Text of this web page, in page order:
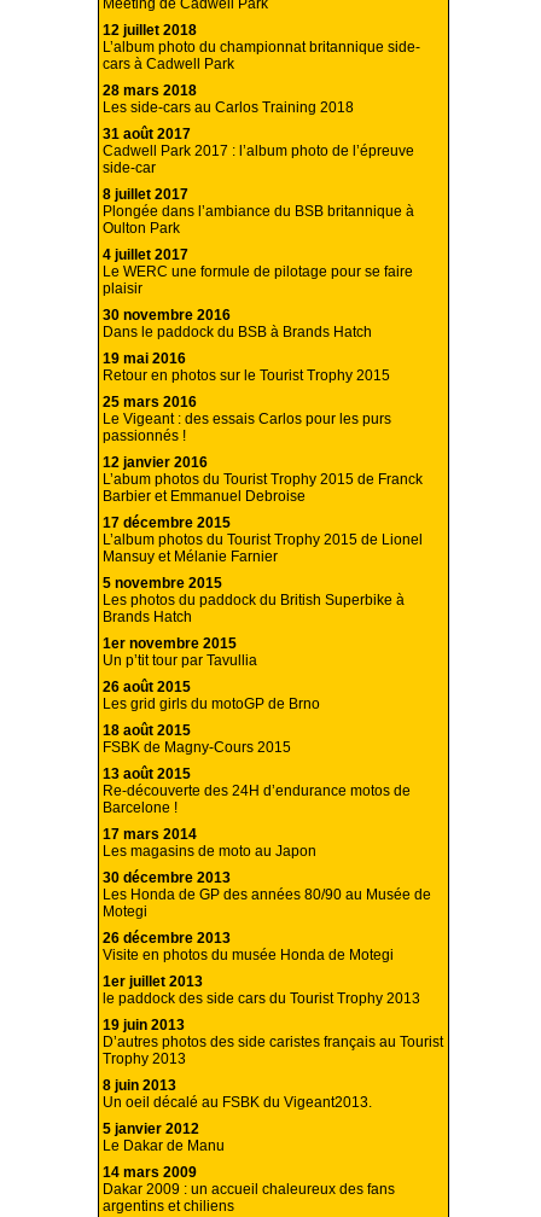
Meeting de Cadwell Park
12 juillet 2018
L’album photo du championnat britannique side-
cars à Cadwell Park
28 mars 2018
Les side-cars au Carlos Training 2018
31 août 2017
Cadwell Park 2017 : l’album photo de l’épreuve
side-car
8 juillet 2017
Plongée dans l’ambiance du BSB britannique à
Oulton Park
4 juillet 2017
Le WERC une formule de pilotage pour se faire
plaisir
30 novembre 2016
Dans le paddock du BSB à Brands Hatch
19 mai 2016
Retour en photos sur le Tourist Trophy 2015
25 mars 2016
Le Vigeant : des essais Carlos pour les purs
passionnés !
12 janvier 2016
L’abum photos du Tourist Trophy 2015 de Franck
Barbier et Emmanuel Debroise
17 décembre 2015
L’album photos du Tourist Trophy 2015 de Lionel
Mansuy et Mélanie Farnier
5 novembre 2015
Les photos du paddock du British Superbike à
Brands Hatch
1er novembre 2015
Un p’tit tour par Tavullia
26 août 2015
Les grid girls du motoGP de Brno
18 août 2015
FSBK de Magny-Cours 2015
13 août 2015
Re-découverte des 24H d’endurance motos de
Barcelone !
17 mars 2014
Les magasins de moto au Japon
30 décembre 2013
Les Honda de GP des années 80/90 au Musée de
Motegi
26 décembre 2013
Visite en photos du musée Honda de Motegi
1er juillet 2013
le paddock des side cars du Tourist Trophy 2013
19 juin 2013
D’autres photos des side caristes français au Tourist
Trophy 2013
8 juin 2013
Un oeil décalé au FSBK du Vigeant2013.
5 janvier 2012
Le Dakar de Manu
14 mars 2009
Dakar 2009 : un accueil chaleureux des fans
argentins et chiliens